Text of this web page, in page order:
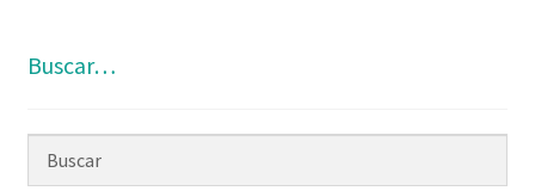
Buscar…